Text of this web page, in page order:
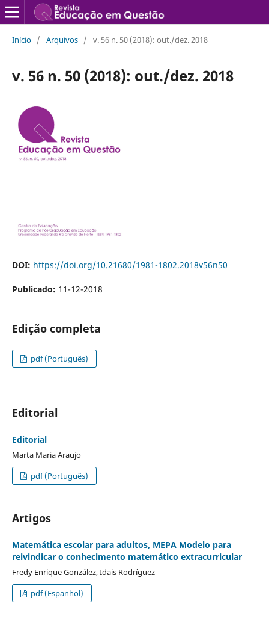
Início / Arquivos / v. 56 n. 50 (2018): out./dez. 2018
v. 56 n. 50 (2018): out./dez. 2018
DOI: https://doi.org/10.21680/1981-1802.2018v56n50
Publicado: 11-12-2018
Edição completa
pdf (Português)
Editorial
Editorial
Marta Maria Araujo
pdf (Português)
Artigos
Matemática escolar para adultos, MEPA Modelo para
reivindicar o conhecimento matemático extracurricular
Fredy Enrique González, Idais Rodríguez
pdf (Espanhol)